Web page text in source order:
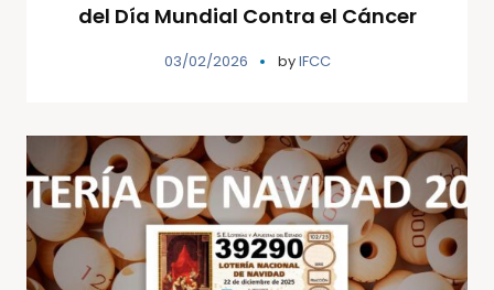
del Día Mundial Contra el Cáncer
03/02/2026 byIFCC